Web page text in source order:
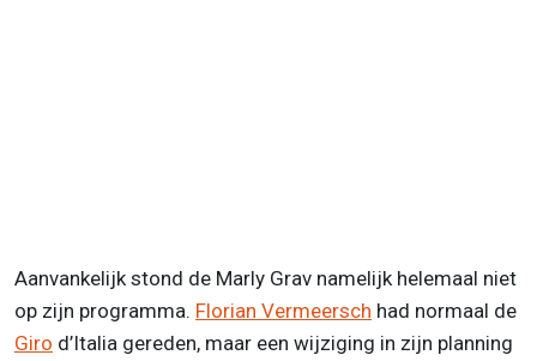
Aanvankelijk stond de Marly Grav namelijk helemaal niet
op zijn programma. Florian Vermeersch had normaal de
Giro d’Italia gereden, maar een wijziging in zijn planning